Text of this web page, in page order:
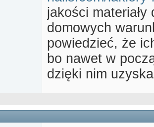
jakości
domowych
powiedzieć, że
bo nawet w
dzięki nim